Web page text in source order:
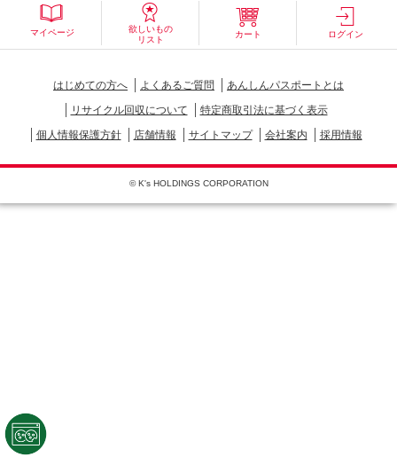
マイページ
欲しいもの
リスト
カート ログイン
はじめての方へ よくあるご質問
あんしんパスポートとは
リサイクル回収について
特定商取引法に基づく表示
個人情報保護方針
店舗情報 サイトマップ 会社案内 採用情報
© K's HOLDINGS CORPORATION